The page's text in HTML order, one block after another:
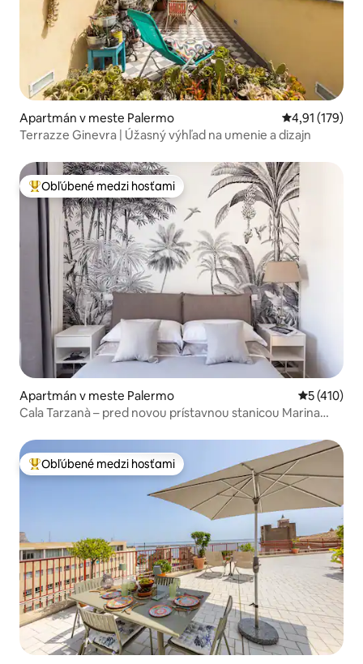
Apartmán v meste Palermo Priemerné
4,91 (179)
Terrazze Ginevra | Úžasný výhľad na umenie a dizajn
Najobľúbenejšie medzi hosťami
Obľúbené medzi hosťami
Apartmán v meste Palermo Priemerné
5 (410)
Cala Tarzanà – pred novou prístavnou stanicou Marina
Najobľúbenejšie medzi hosťami
Obľúbené medzi hosťami